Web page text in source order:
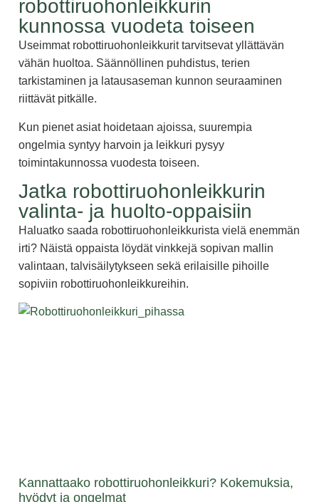
robottiruohonleikkurin
kunnossa vuodeta toiseen
Useimmat robottiruohonleikkurit tarvitsevat yllättävän
vähän huoltoa. Säännöllinen puhdistus, terien
tarkistaminen ja latausaseman kunnon seuraaminen
riittävät pitkälle.
Kun pienet asiat hoidetaan ajoissa, suurempia
ongelmia syntyy harvoin ja leikkuri pysyy
toimintakunnossa vuodesta toiseen.
Jatka robottiruohonleikkurin
valinta- ja huolto-oppaisiin
Haluatko saada robottiruohonleikkurista vielä enemmän
irti? Näistä oppaista löydät vinkkejä sopivan mallin
valintaan, talvisäilytykseen sekä erilaisille pihoille
sopiviin robottiruohonleikkureihin.
Kannattaako robottiruohonleikkuri? Kokemuksia,
hyödyt ja ongelmat